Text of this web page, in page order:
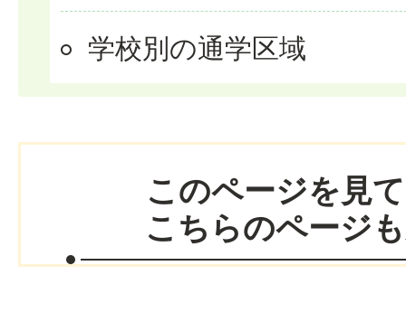
学校別の通学区域
このページを見
こちらのページ